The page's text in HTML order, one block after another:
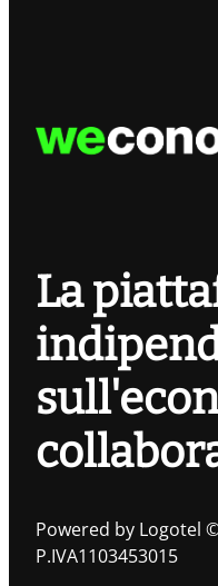
La
Powered by Logotel
P.IVA1103453015